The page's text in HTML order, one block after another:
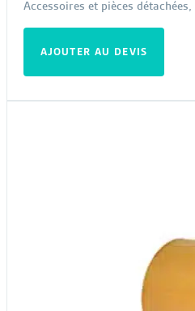
Accessoires et pièces détachées,
AJOUTER AU DEVIS